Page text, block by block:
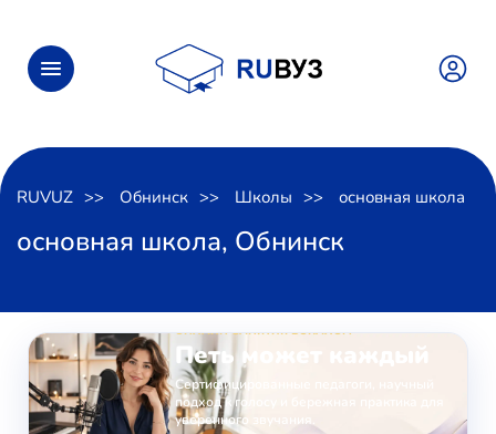
RUVUZ Обнинск Школы основная школа
основная школа, Обнинск
ОНЛАЙН-ЗАНЯТИЯ ВОКАЛОМ
Петь может каждый
Сертифицированные педагоги, научный
подход к голосу и бережная практика для
уверенного звучания.